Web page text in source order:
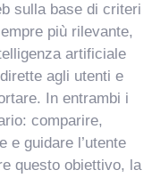
sulla base di criteri
più rilevante,
artificiale
agli utenti e
In entrambi i
comparire,
e guidare l’utente
questo obiettivo, la